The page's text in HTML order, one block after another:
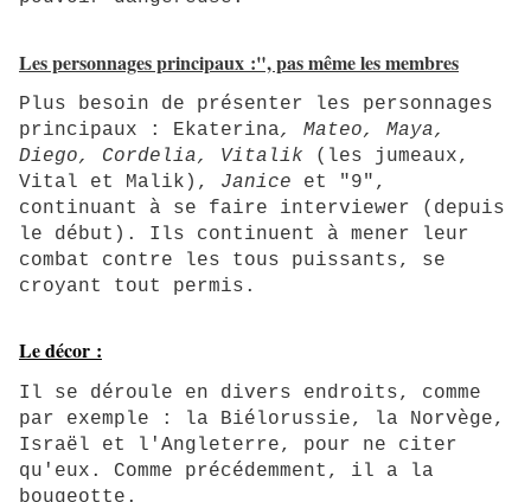
Les personnages principaux :", pas même les membres
Plus besoin de présenter les personnages
principaux : Ekaterina, Mateo, Maya,
Diego, Cordelia, Vitalik
(les jumeaux,
Vital et Malik), Janice et "9",
continuant à se faire interviewer (depuis
le début). Ils continuent à mener leur
combat contre les tous puissants, se
croyant tout permis.
Le décor :
Il se déroule en divers endroits, comme
par exemple : la Biélorussie, la Norvège,
Israël et l'Angleterre, pour ne citer
qu'eux. Comme précédemment, il a la
bougeotte.